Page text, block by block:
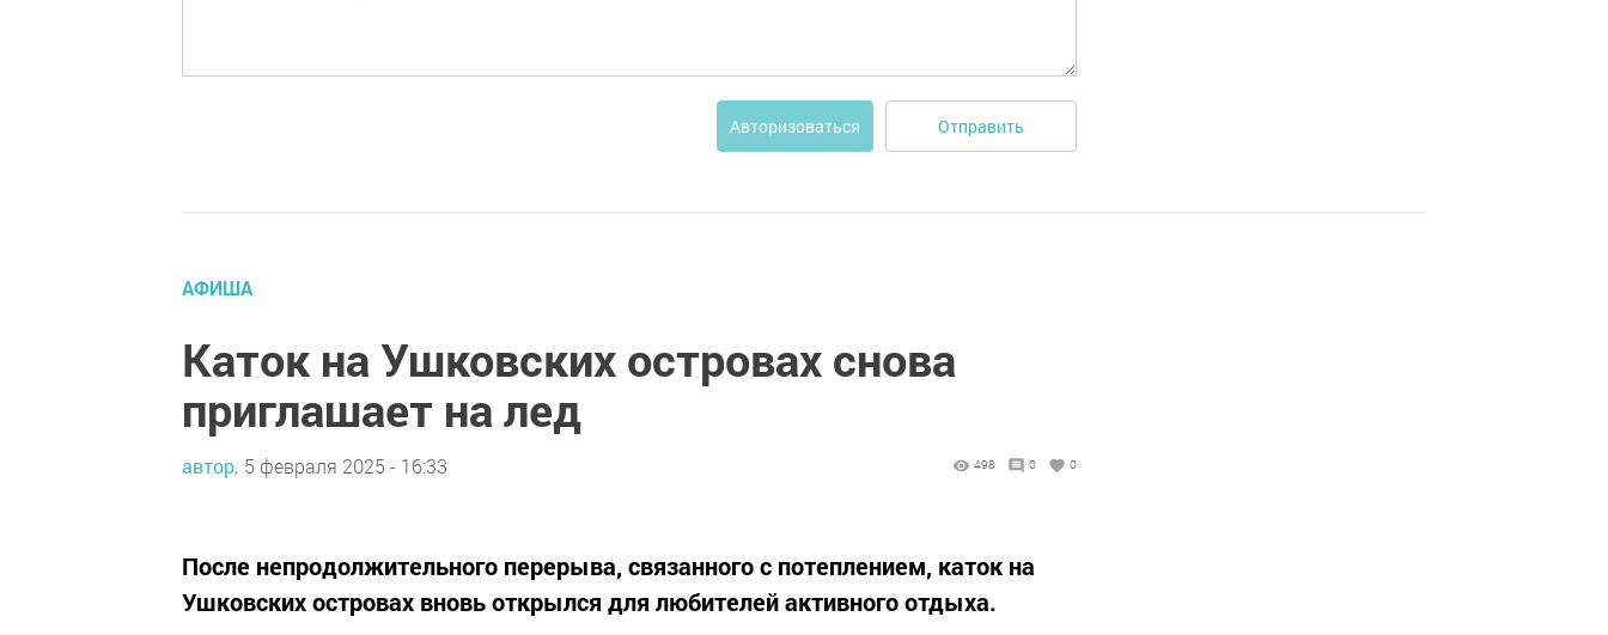
Авторизоваться Отправить
АФИША
Каток на Ушковских островах снова
приглашает на лед
автор, 5 февраля 2025 - 16:33 498 0 0
После непродолжительного перерыва, связанного с потеплением, каток на
Ушковских островах вновь открылся для любителей активного отдыха.